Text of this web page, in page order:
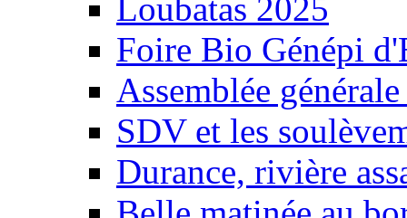
Loubatas 2025
Foire Bio Génépi
Assemblée
SDV et les
Durance, rivière